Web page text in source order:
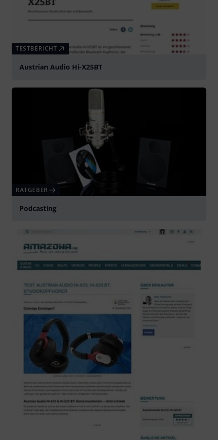
TESTBERICHT
Austrian Audio Hi-X25BT
RATGEBER
Podcasting